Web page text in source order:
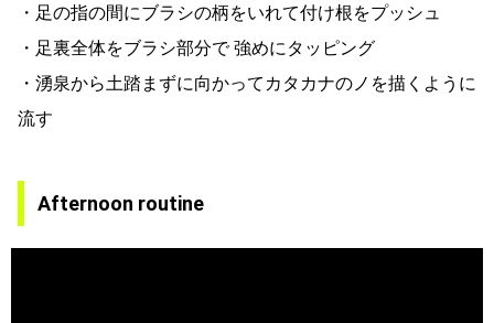
・足の指の間にブラシの柄をいれて付け根をプッシュ
・足裏全体をブラシ部分で 強めにタッピング
・湧泉から土踏まずに向かってカタカナのノを描くように
流す
Afternoon routine